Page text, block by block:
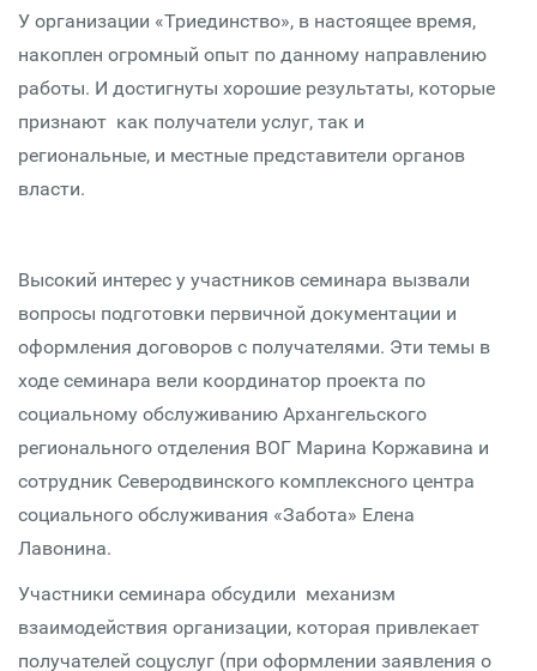
У организации «Триединство», в настоящее время,
накоплен огромный опыт по данному направлению
работы. И достигнуты хорошие результаты, которые
признают как получатели услуг, так и
региональные, и местные представители органов
власти.
Высокий интерес у участников семинара вызвали
вопросы подготовки первичной документации и
оформления договоров с получателями. Эти темы в
ходе семинара вели координатор проекта по
социальному обслуживанию Архангельского
регионального отделения ВОГ Марина Коржавина и
сотрудник Северодвинского комплексного центра
социального обслуживания «Забота» Елена
Лавонина.
Участники семинара обсудили механизм
взаимодействия организации, которая привлекает
получателей соцуслуг (при оформлении заявления о